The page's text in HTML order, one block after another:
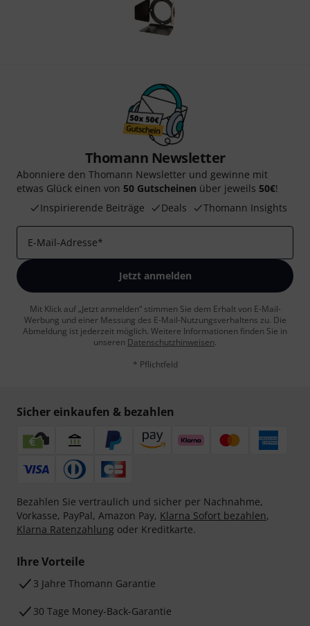
Thomann Newsletter
Abonniere den Thomann Newsletter und gewinne mit
etwas Glück einen von 50 Gutscheinen über jeweils 50€!
Inspirierende Beiträge
Deals Thomann Insights
E-Mail-Adresse*
Jetzt anmelden
Mit Klick auf „Jetzt anmelden“ stimmen Sie dem Erhalt von E-Mail-
Werbung und einer Messung des E-Mail-Nutzungsverhaltens zu. Die
Abmeldung ist jederzeit möglich. Weitere Informationen finden Sie in
unseren Datenschutzhinweisen.
* Pflichtfeld
Sicher einkaufen & bezahlen
Bezahlen Sie vertraulich und sicher per Nachnahme,
Vorkasse, PayPal, Amazon Pay, Klarna Sofort bezahlen,
Klarna Ratenzahlung oder Kreditkarte.
Ihre Vorteile
3 Jahre Thomann Garantie
30 Tage Money-Back-Garantie